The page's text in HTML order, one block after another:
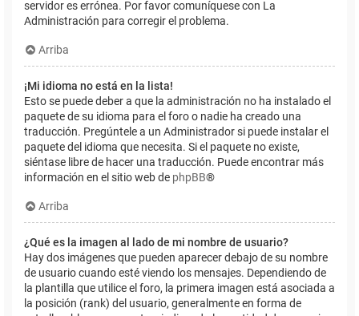
servidor es errónea. Por favor comuníquese con La
Administración para corregir el problema.
Arriba
¡Mi idioma no está en la lista!
Esto se puede deber a que la administración no ha instalado el
paquete de su idioma para el foro o nadie ha creado una
traducción. Pregúntele a un Administrador si puede instalar el
paquete del idioma que necesita. Si el paquete no existe,
siéntase libre de hacer una traducción. Puede encontrar más
información en el sitio web de phpBB®
Arriba
¿Qué es la imagen al lado de mi nombre de usuario?
Hay dos imágenes que pueden aparecer debajo de su nombre
de usuario cuando esté viendo los mensajes. Dependiendo de
la plantilla que utilice el foro, la primera imagen está asociada a
la posición (rank) del usuario, generalmente en forma de